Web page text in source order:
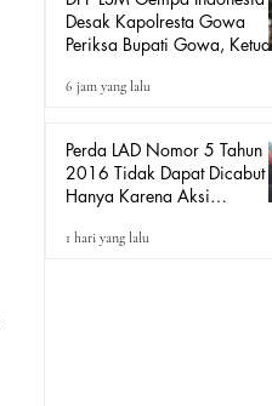
Desak Kapolresta Gowa
Periksa Bupati Gowa, Ketua
Terkait Dugaan Pungutan
6 jam yang lalu
Perda LAD Nomor 5 Tahun
2016 Tidak Dapat Dicabut
Hanya Karena Aksi
Mekanisme Hukum.
1 hari yang lalu